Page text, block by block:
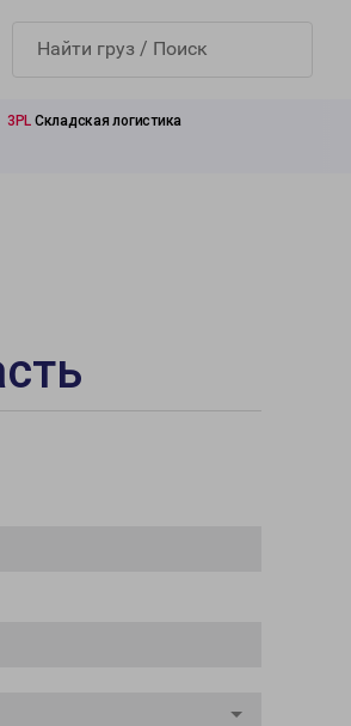
3PL Складская логистика